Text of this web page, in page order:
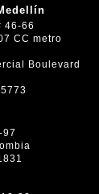
46-66
CC metro
Boulevard